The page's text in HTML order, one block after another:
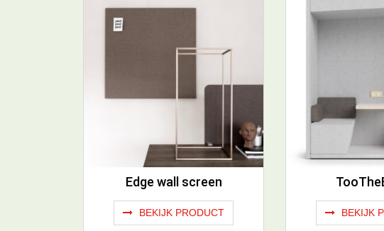
Edge wall screen
BEKIJK PRODUCT BEKIJK